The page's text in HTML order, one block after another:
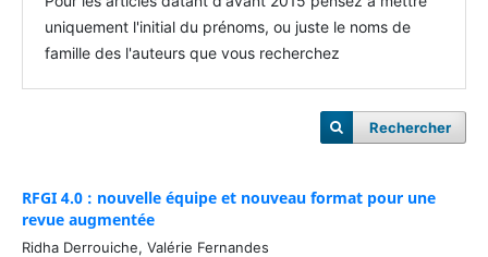
uniquement l'initial du prénoms, ou juste le noms de
famille des l'auteurs que vous recherchez
Rechercher
RFGI 4.0 : nouvelle équipe et nouveau format pour une
revue augmentée
Ridha Derrouiche, Valérie Fernandes